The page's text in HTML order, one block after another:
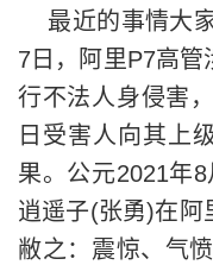
最近的事情大
7日，阿里P7高
行不法人身侵害
日受害人向其上
果。公元2021年
逍遥子(张勇)在阿
敝之：震惊、气